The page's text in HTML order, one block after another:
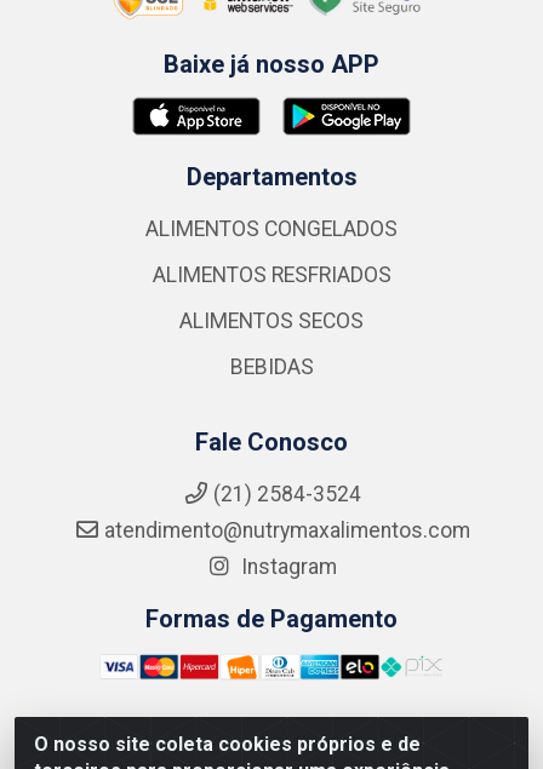
O nosso site coleta cookies próprios e de
Baixe já nosso APP
Departamentos
ALIMENTOS CONGELADOS
ALIMENTOS RESFRIADOS
ALIMENTOS SECOS
BEBIDAS
Fale Conosco
(21) 2584-3524
atendimento@nutrymaxalimentos.com
Instagram
Formas de Pagamento
NUTRY MAX COMÉRCIO DE PRODUTOS ALIMENTICIOS